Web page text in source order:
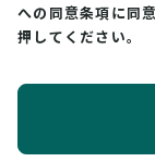
への同意条項に同
押してください。